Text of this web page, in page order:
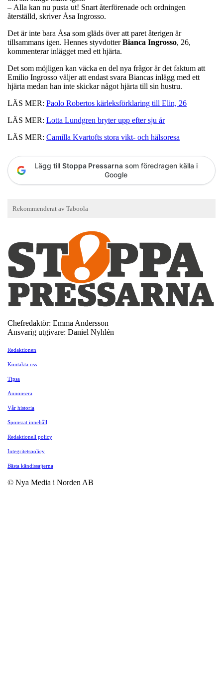
– Alla kan nu pusta ut! Snart återförenade och ordningen
återställd, skriver Åsa Ingrosso.
Det är inte bara Åsa som gläds över att paret återigen är
tillsammans igen. Hennes styvdotterBianca Ingrosso, 26,
kommenterar inlägget med ett hjärta.
Det som möjligen kan väcka en del nya frågor är det faktum att
Emilio Ingrosso väljer att endast svara Biancas inlägg med ett
hjärta medan han inte skickar något hjärta till sin hustru.
LÄS MER: Paolo Robertos kärleksförklaring till Elin, 26
LÄS MER: Lotta Lundgren bryter upp efter sju år
LÄS MER: Camilla Kvartofts stora vikt- och hälsoresa
Lägg till Stoppa Pressarna som föredragen källa i
Google
Chefredaktör: Emma Andersson
Ansvarig utgivare: Daniel Nyhlén
Redaktionen
Kontakta oss
Tipsa
Annonsera
Vår historia
Sponsrat innehåll
Redaktionell policy
Integritetspolicy
Bästa kändissajterna
© Nya Media i Norden AB